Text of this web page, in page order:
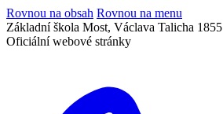
Rovnou na obsah Rovnou na menu
Základní škola Most, Václava Talicha 1855
Oficiální webové stránky